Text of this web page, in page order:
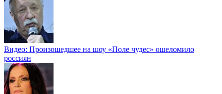
Видео: Произошедшее на шоу «Поле чудес» ошеломило
россиян